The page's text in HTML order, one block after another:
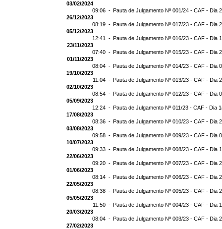
03/02/2024
09:06 - Pauta de Julgamento Nº 001/24 - CAF - Dia
26/12/2023
08:19 - Pauta de Julgamento Nº 017/23 - CAF - Dia
05/12/2023
12:41 - Pauta de Julgamento Nº 016/23 - CAF - Dia
23/11/2023
07:40 - Pauta de Julgamento Nº 015/23 - CAF - Dia
01/11/2023
08:04 - Pauta de Julgamento Nº 014/23 - CAF - Dia
19/10/2023
11:04 - Pauta de Julgamento Nº 013/23 - CAF - Dia
02/10/2023
08:54 - Pauta de Julgamento Nº 012/23 - CAF - Dia
05/09/2023
12:24 - Pauta de Julgamento Nº 011/23 - CAF - Dia
17/08/2023
08:36 - Pauta de Julgamento Nº 010/23 - CAF - Dia
03/08/2023
09:58 - Pauta de Julgamento Nº 009/23 - CAF - Dia
10/07/2023
09:33 - Pauta de Julgamento Nº 008/23 - CAF - Dia
22/06/2023
09:20 - Pauta de Julgamento Nº 007/23 - CAF - Dia
01/06/2023
08:14 - Pauta de Julgamento Nº 006/23 - CAF - Dia
22/05/2023
08:38 - Pauta de Julgamento Nº 005/23 - CAF - Dia
05/05/2023
11:50 - Pauta de Julgamento Nº 004/23 - CAF - Dia
20/03/2023
08:04 - Pauta de Julgamento Nº 003/23 - CAF - Dia
27/02/2023